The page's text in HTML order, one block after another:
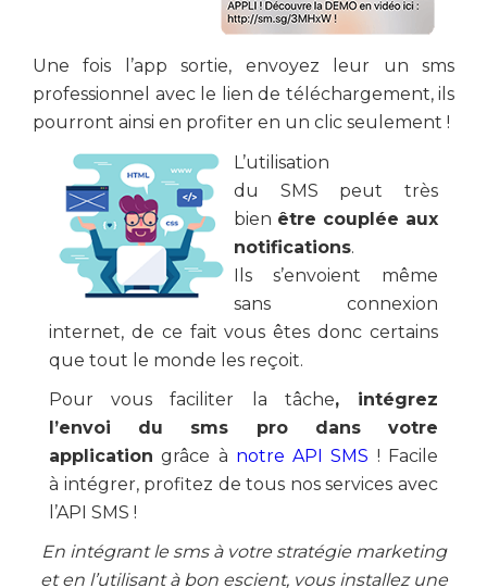
Une fois l’app sortie, envoyez leur un sms
professionnel avec le lien de téléchargement, ils
pourront ainsi en profiter en un clic seulement !
L’utilisation
du SMS peut très
bien être couplée aux
notifications.
Ils s’envoient même
sans connexion
internet, de ce fait vous êtes donc certains
que tout le monde les reçoit.
Pour vous faciliter la tâche, intégrez
l’envoi du sms pro dans votre
application grâce à notre API SMS ! Facile
à intégrer, profitez de tous nos services avec
l’API SMS !
En intégrant le sms à votre stratégie marketing
et en l’utilisant à bon escient, vous installez une